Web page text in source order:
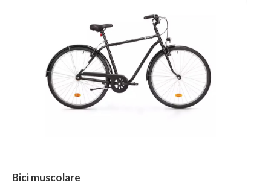
Bici muscolare